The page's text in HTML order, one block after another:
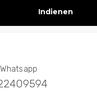
Indienen